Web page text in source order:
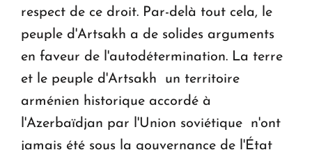
respect de ce droit. Par-delà tout cela, le
peuple d'Artsakh a de solides arguments
en faveur de l'autodétermination. La terre
et le peuple d'Artsakh ­ un territoire
arménien historique accordé à
l'Azerbaïdjan par l'Union soviétique ­ n'ont
jamais été sous la gouvernance de l'État